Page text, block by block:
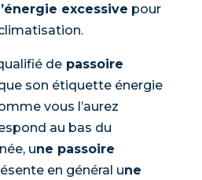
excessive pour
depassoire
son étiquette énergie
vous l’aurez
au bas du
une passoire
en général une